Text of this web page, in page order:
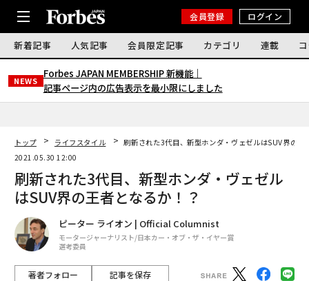
会員登録 ログイン
新着記事 人気記事 会員限定記事 カテゴリ 連載
NEWS
Forbes JAPAN MEMBERSHIP 新機能｜
記事ページ内の広告表示を最小限にしました
トップ ライフスタイル
刷新された3代目、新型ホンダ・ヴェゼルはSUV界の王
2021.05.30 12:00
刷新された3代目、新型ホンダ・ヴェゼル
はSUV界の王者となるか！？
ピーター ライオン | Official Columnist
モータージャーナリスト/日本カー・オブ・ザ・イヤー賞
選考委員
著者フォロー 記事を保存